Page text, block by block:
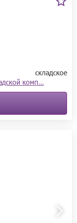
складское
комп…